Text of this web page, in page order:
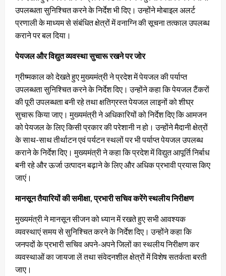
उपलब्धता सुनिश्चित करने के निर्देश भी दिए। उन्होंने मोबाइल अलर्ट
प्रणाली के माध्यम से संबंधित क्षेत्रों में वनाग्नि की सूचना तत्काल उपलब्ध
कराने पर बल दिया।
पेयजल और विद्युत व्यवस्था सुचारू रखने पर जोर
ग्रीष्मकाल को देखते हुए मुख्यमंत्री ने प्रदेश में पेयजल की पर्याप्त
उपलब्धता सुनिश्चित करने के निर्देश दिए। उन्होंने कहा कि पेयजल टैंकरों
की पूरी उपलब्धता बनी रहे तथा क्षतिग्रस्त पेयजल लाइनों को शीघ्र
सुचारू किया जाए। मुख्यमंत्री ने अधिकारियों को निर्देश दिए कि आमजन
को पेयजल के लिए किसी प्रकार की परेशानी न हो। उन्होंने मैदानी क्षेत्रों
के साथ-साथ तीर्थाटन एवं पर्यटन स्थलों पर भी पर्याप्त पेयजल उपलब्ध
कराने के निर्देश दिए। मुख्यमंत्री ने कहा कि प्रदेश में विद्युत आपूर्ति निर्बाध
बनी रहे और ऊर्जा उत्पादन बढ़ाने के लिए और अधिक प्रभावी प्रयास किए
जाएं।
मानसून तैयारियों की समीक्षा, प्रभारी सचिव करेंगे स्थलीय निरीक्षण
मुख्यमंत्री ने मानसून सीजन को ध्यान में रखते हुए सभी आवश्यक
व्यवस्थाएं समय से सुनिश्चित करने के निर्देश दिए। उन्होंने कहा कि
जनपदों के प्रभारी सचिव अपने-अपने जिलों का स्थलीय निरीक्षण कर
व्यवस्थाओं का जायजा लें तथा संवेदनशील क्षेत्रों में विशेष सतर्कता बरती
जाए।